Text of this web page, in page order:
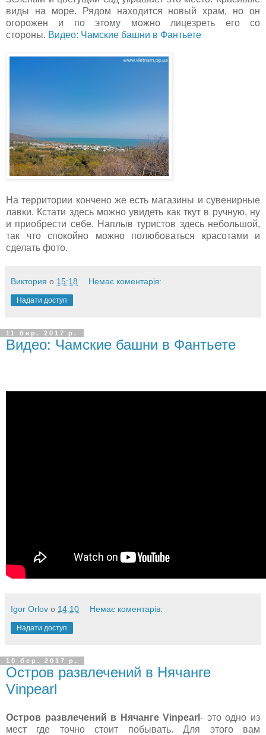
виды на море. Рядом находится новый храм, но он
огорожен и по этому можно лицезреть его со
стороны. Видео: Чамские башни в Фантьете
На территории кончено же есть магазины и сувенирные
лавки. Кстати здесь можно увидеть как ткут в ручную, ну
и приобрести себе. Наплыв туристов здесь небольшой,
так что спокойно можно полюбоваться красотами и
сделать фото.
Виктория о 15:18 Немає коментарів:
Надати доступ
11 бер. 2017 р.
Видео: Чамские башни в Фантьете
Igor Orlov о 14:10 Немає коментарів:
Надати доступ
10 бер. 2017 р.
Остров развлечений в Нячанге
Vinpearl
Остров развлечений в Нячанге Vinpearl- это одно из
мест где точно стоит побывать. Для этого вам